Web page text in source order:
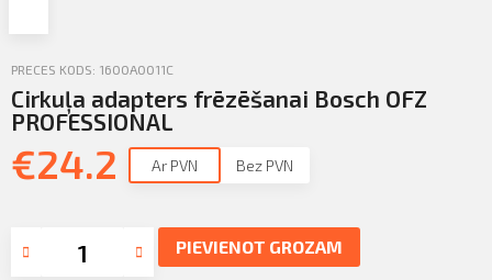
Iziet
PIETEIKTIES
PRECES KODS: 1600A0011C
Cirkuļa adapters frēzēšanai Bosch OFZ
PROFESSIONAL
€24.2 Ar PVN Bez PVN
PIEVIENOT GROZAM